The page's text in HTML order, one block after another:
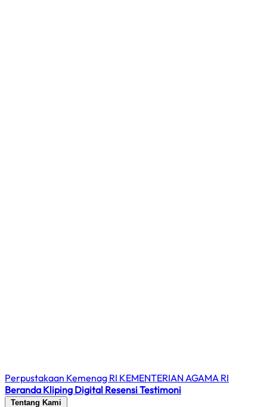
Perpustakaan Kemenag RI KEMENTERIAN AGAMA RI
Beranda Kliping Digital ResensiTestimoni
Tentang Kami